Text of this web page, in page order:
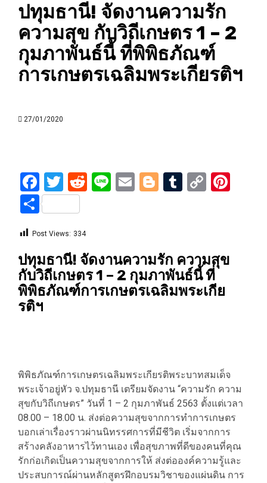
ปทุมธานี! จัดงานความรัก
ความสุข กับวิถีเกษตร 1 – 2
กุมภาพันธ์นี้ ที่พิพิธภัณฑ์
การเกษตรเฉลิมพระเกียรติฯ
27/01/2020
Facebook
Twitter
Reddit
LineEmailBlogger
Tumblr
Copy
Share
Post Views: 334
ปทุมธานี! จัดงานความรัก ความสุข
กับวิถีเกษตร 1 – 2 กุมภาพันธ์นี้ ที่
พิพิธภัณฑ์การเกษตรเฉลิมพระเกีย
รติฯ
พิพิธภัณฑ์การเกษตรเฉลิมพระเกียรติพระบาทสมเด็จ
พระเจ้าอยู่หัว จ.ปทุมธานี เตรียมจัดงาน “ความรัก ความ
สุขกับวิถีเกษตร” วันที่ 1 – 2 กุมภาพันธ์ 2563 ตั้งแต่เวลา
08.00 – 18.00 น. ส่งต่อความสุขจากการทำการเกษตร
บอกเล่าเรื่องราวผ่านนิทรรศการที่มีชีวิต เริ่มจากการ
สร้างคลังอาหารไว้ทานเอง เพื่อสุขภาพที่ดีของคนที่คุณ
รักก่อเกิดเป็นความสุขจากการให้ ส่งต่อองค์ความรู้และ
ประสบการณ์ผ่านหลักสูตรฝึกอบรมวิชาของแผ่นดิน การ